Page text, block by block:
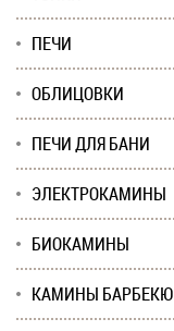
ПЕЧИ
ОБЛИЦОВКИ
ПЕЧИ ДЛЯ БАНИ
ЭЛЕКТРОКАМИНЫ
БИОКАМИНЫ
КАМИНЫ БАРБЕКЮ